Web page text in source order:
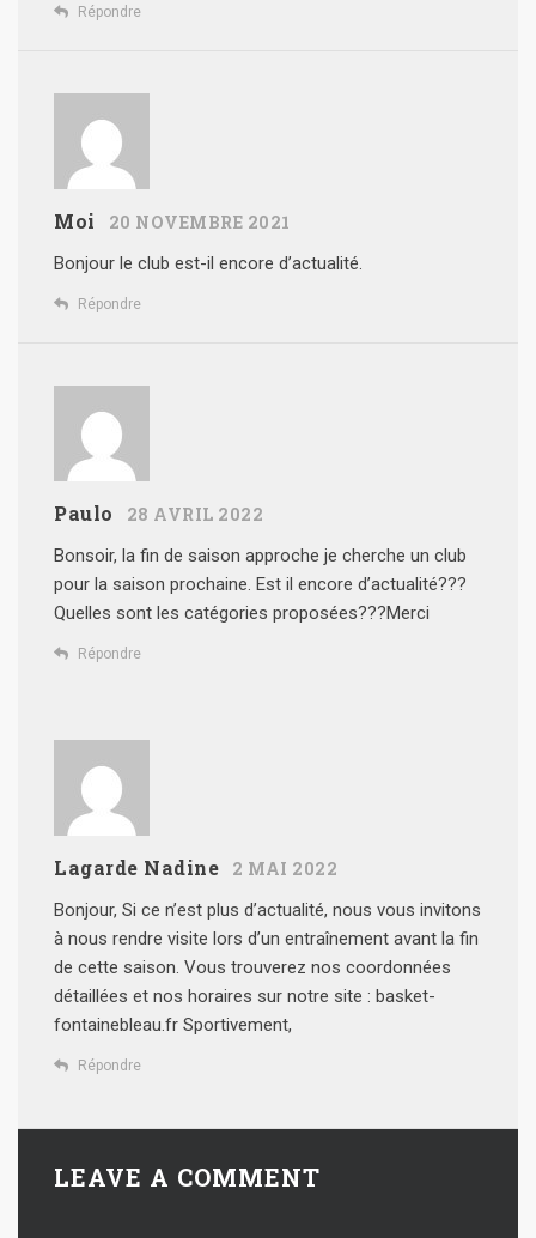
Répondre
Moi 20 NOVEMBRE 2021
Bonjour le club est-il encore d’actualité.
Répondre
Paulo 28 AVRIL 2022
Bonsoir, la fin de saison approche je cherche un club
pour la saison prochaine. Est il encore d’actualité???
Quelles sont les catégories proposées???Merci
Répondre
Lagarde Nadine 2 MAI 2022
Bonjour, Si ce n’est plus d’actualité, nous vous invitons
à nous rendre visite lors d’un entraînement avant la fin
de cette saison. Vous trouverez nos coordonnées
détaillées et nos horaires sur notre site : basket-
fontainebleau.fr Sportivement,
Répondre
LEAVE A COMMENT